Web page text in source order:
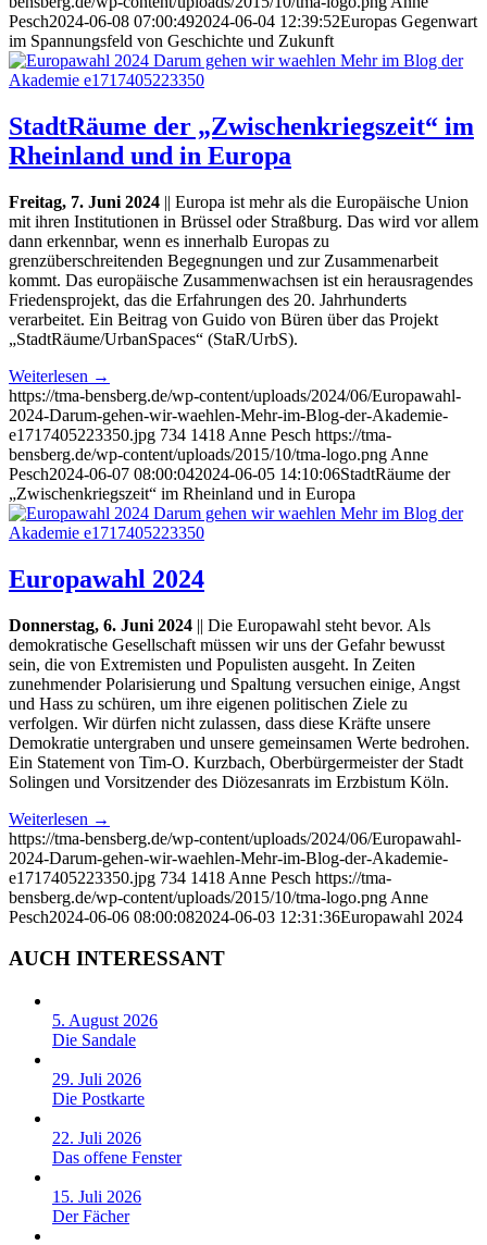
Pesch2024-06-08 07:00:492024-06-04 12:39:52Europas Gegenwart
im Spannungsfeld von Geschichte und Zukunft
StadtRäume der „Zwischenkriegszeit“ im
Rheinland und in Europa
Freitag, 7. Juni 2024 || Europa ist mehr als die Europäische Union
mit ihren Institutionen in Brüssel oder Straßburg. Das wird vor allem
dann erkennbar, wenn es innerhalb Europas zu
grenzüberschreitenden Begegnungen und zur Zusammenarbeit
kommt. Das europäische Zusammenwachsen ist ein herausragendes
Friedensprojekt, das die Erfahrungen des 20. Jahrhunderts
verarbeitet. Ein Beitrag von Guido von Büren über das Projekt
„StadtRäume/UrbanSpaces“ (StaR/UrbS).
Weiterlesen →
https://tma-bensberg.de/wp-content/uploads/2024/06/Europawahl-
2024-Darum-gehen-wir-waehlen-Mehr-im-Blog-der-Akademie-
e1717405223350.jpg 734 1418 Anne Pesch https://tma-
bensberg.de/wp-content/uploads/2015/10/tma-logo.png Anne
Pesch2024-06-07 08:00:042024-06-05 14:10:06StadtRäume der
„Zwischenkriegszeit“ im Rheinland und in Europa
Europawahl 2024
Donnerstag, 6. Juni 2024 || Die Europawahl steht bevor. Als
demokratische Gesellschaft müssen wir uns der Gefahr bewusst
sein, die von Extremisten und Populisten ausgeht. In Zeiten
zunehmender Polarisierung und Spaltung versuchen einige, Angst
und Hass zu schüren, um ihre eigenen politischen Ziele zu
verfolgen. Wir dürfen nicht zulassen, dass diese Kräfte unsere
Demokratie untergraben und unsere gemeinsamen Werte bedrohen.
Ein Statement von Tim-O. Kurzbach, Oberbürgermeister der Stadt
Solingen und Vorsitzender des Diözesanrats im Erzbistum Köln.
Weiterlesen →
https://tma-bensberg.de/wp-content/uploads/2024/06/Europawahl-
2024-Darum-gehen-wir-waehlen-Mehr-im-Blog-der-Akademie-
e1717405223350.jpg 734 1418 Anne Pesch https://tma-
bensberg.de/wp-content/uploads/2015/10/tma-logo.png Anne
Pesch2024-06-06 08:00:082024-06-03 12:31:36Europawahl 2024
AUCH INTERESSANT
5. August 2026
Die Sandale
29. Juli 2026
Die Postkarte
22. Juli 2026
Das offene Fenster
15. Juli 2026
Der Fächer